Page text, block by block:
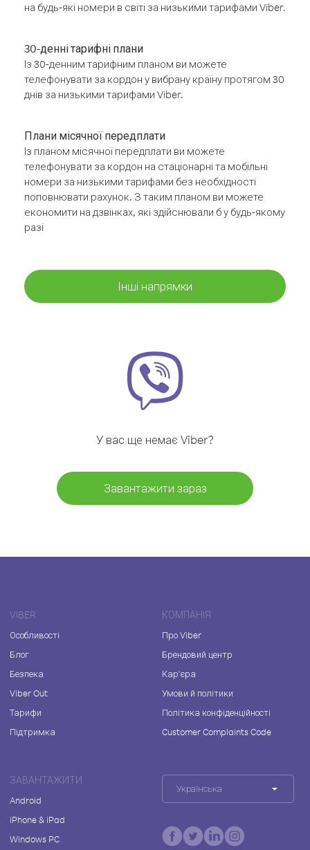
на будь-які номери в світі за низькими тарифами Viber.
30-денні тарифні плани
Із 30-денним тарифним планом ви можете
телефонувати за кордон у вибрану країну протягом 30
днів за низькими тарифами Viber.
Плани місячної передплати
Із планом місячної передплати ви можете
телефонувати за кордон на стаціонарні та мобільні
номери за низькими тарифами без необхідності
поповнювати рахунок. З таким планом ви можете
економити на дзвінках, які здійснювали б у будь-якому
разі
Інші напрямки
У вас ще немає Viber?
Завантажити зараз
VIBER
Особливості
Блог
Безпека
Viber Out
Тарифи
Підтримка
КОМПАНІЯ
Про Viber
Брендовий центр
Кар'єра
Умови й політики
Політика конфіденційності
Customer Complaints Code
ЗАВАНТАЖИТИ
Android
iPhone & iPad
Windows PC
Українська